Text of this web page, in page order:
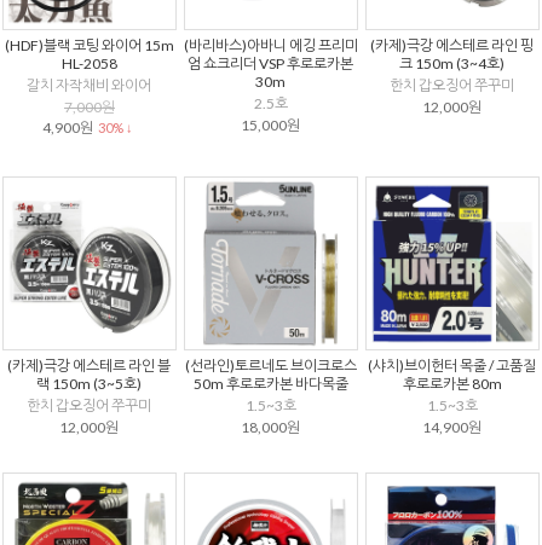
(HDF)블랙 코팅 와이어 15m
HL-2058
갈치 자작채비 와이어
7,000원
4,900원 30% ↓
(바리바스)아바니 에깅 프리미
엄 쇼크리더 VSP 후로로카본
30m
2.5호
15,000원
(카제)극강 에스테르 라인 핑
크 150m (3~4호)
한치 갑오징어 쭈꾸미
12,000원
(카제)극강 에스테르 라인 블
랙 150m (3~5호)
한치 갑오징어 쭈꾸미
12,000원
(선라인)토르네도 브이크로스
50m 후로로카본 바다목줄
1.5~3호
18,000원
(샤치)브이헌터 목줄 / 고품질
후로로카본 80m
1.5~3호
14,900원